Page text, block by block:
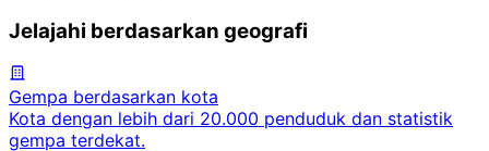
Jelajahi berdasarkan geografi
Gempa berdasarkan kota
Kota dengan lebih dari 20.000 penduduk dan statistik
gempa terdekat.